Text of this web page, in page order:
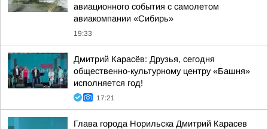
авиационного события с самолетом
авиакомпании «Сибирь»
19:33
Дмитрий Карасёв: Друзья, сегодня
общественно-культурному центру «Башня»
исполняется год!
17:21
Глава города Норильска Дмитрий Карасев